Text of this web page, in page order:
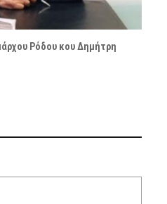
Ρόδου κου Δημήτρη